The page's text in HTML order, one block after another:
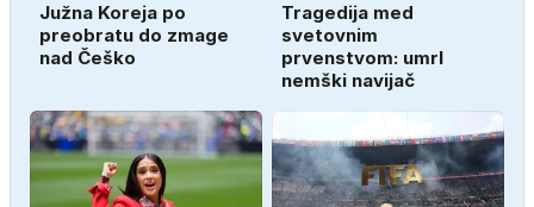
Južna Koreja po
preobratu do zmage
nad Češko
Tragedija med
svetovnim
prvenstvom: umrl
nemški navijač